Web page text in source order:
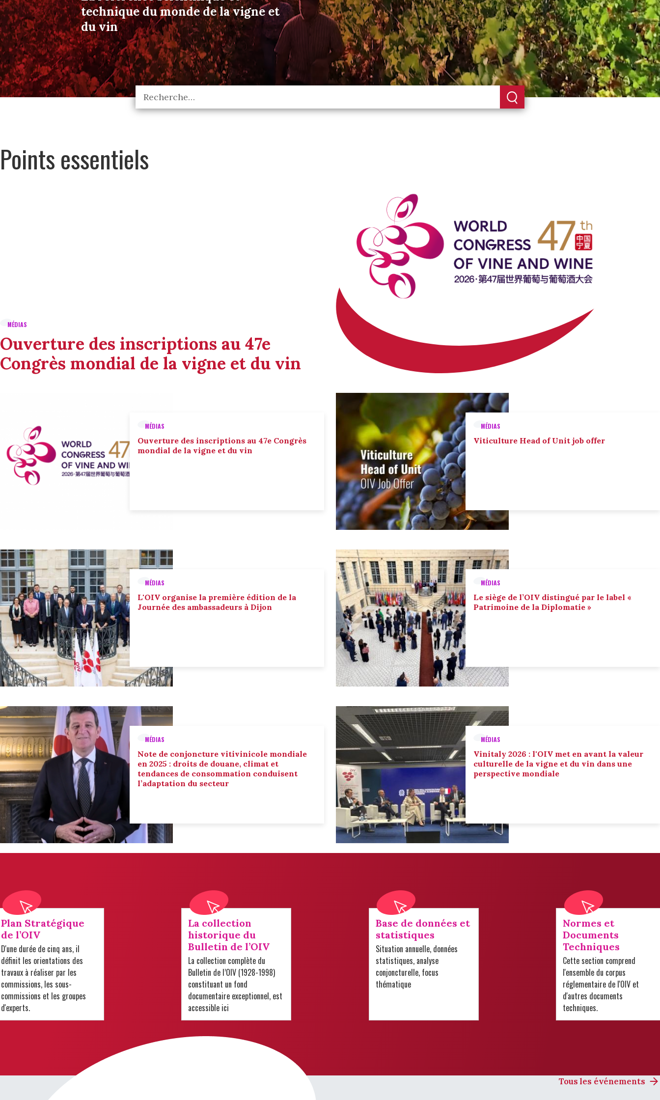
technique du monde de la vigne et
du vin
Points essentiels
MÉDIAS
Ouverture des inscriptions au 47e
Congrès mondial de la vigne et du vin
MÉDIAS
Ouverture des inscriptions au 47e Congrès
mondial de la vigne et du vin
MÉDIAS
Viticulture Head of Unit job offer
MÉDIAS
L'OIV organise la première édition de la
Journée des ambassadeurs à Dijon
MÉDIAS
Le siège de l’OIV distingué par le label «
Patrimoine de la Diplomatie »
MÉDIAS
Note de conjoncture vitivinicole mondiale
en 2025 : droits de douane, climat et
tendances de consommation conduisent
l’adaptation du secteur
MÉDIAS
Vinitaly 2026 : l'OIV met en avant la valeur
culturelle de la vigne et du vin dans une
perspective mondiale
Plan Stratégique
de l’OIV
D'une durée de cinq ans, il
définit les orientations des
travaux à réaliser par les
commissions, les sous-
commissions et les groupes
d'experts.
La collection
historique du
Bulletin de l’OIV
La collection complète du
Bulletin de l’OIV (1928-1998)
constituant un fond
documentaire exceptionnel, est
accessible ici
Base de données et
statistiques
Situation annuelle, données
statistiques, analyse
conjoncturelle, focus
thématique
Normes et
Documents
Techniques
Cette section comprend
l'ensemble du corpus
réglementaire de l'OIV et
d'autres documents
techniques.
Tous les événements